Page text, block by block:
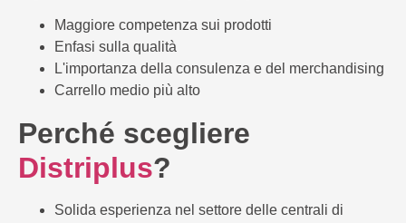
Maggiore competenza sui prodotti
Enfasi sulla qualità
L'importanza della consulenza e del merchandising
Carrello medio più alto
Perché scegliere
Distriplus?
Solida esperienza nel settore delle centrali di